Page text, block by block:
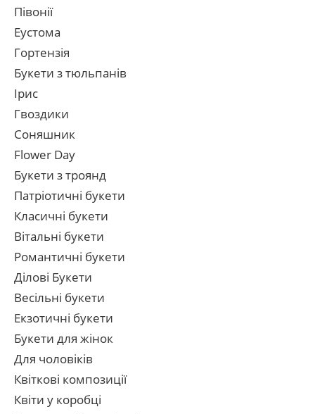
Півонії
Еустома
Гортензія
Букети з тюльпанів
Ірис
Гвоздики
Соняшник
Flower Day
Букети з троянд
Патріотичні букети
Класичні букети
Вітальні букети
Романтичні букети
Ділові Букети
Весільні букети
Екзотичні букети
Букети для жінок
Для чоловіків
Квіткові композиції
Квіти у коробці